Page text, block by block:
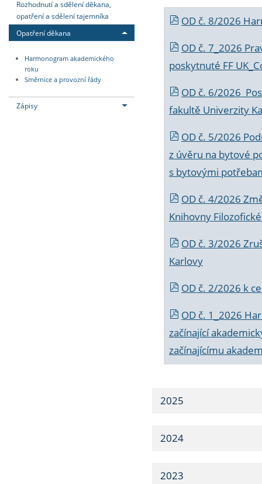
Rozhodnutí a sdělení děkana,
opatření a sdělení tajemníka
Opatření děkana
Harmonogram akademického
roku
Směrnice a provozní řády
Zápisy
OD č. 8/2026
OD č. 7_2026
poskytnuté FF
OD č. 6/2026
fakultě Univerzity
OD č. 5/2026
z úvěru na bytové
s bytovými
OD č. 4/2026
Knihovny
OD č. 3/2026
Karlovy
OD č. 2/2026 k
OD č. 1_2026
začínající
začínajícímu
2025
2024
2023